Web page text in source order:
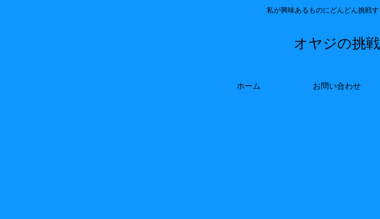
私が興味あるものにどんどん挑戦す
オヤジの挑戦
ホーム お問い合わせ